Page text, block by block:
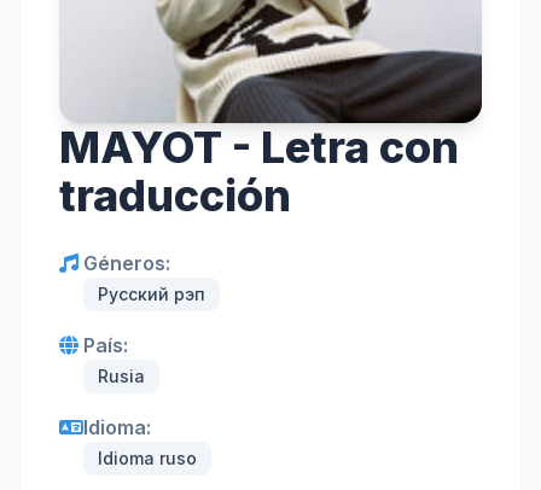
MAYOT - Letra con
traducción
Géneros:
Русский рэп
País:
Rusia
Idioma:
Idioma ruso